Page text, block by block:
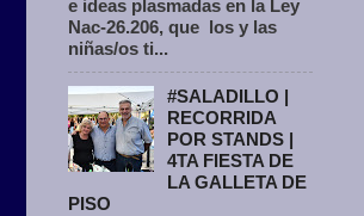
e ideas plasmadas en la Ley
Nac-26.206, que los y las
niñas/os ti...
#SALADILLO |
RECORRIDA
POR STANDS |
4TA FIESTA DE
LA GALLETA DE
PISO